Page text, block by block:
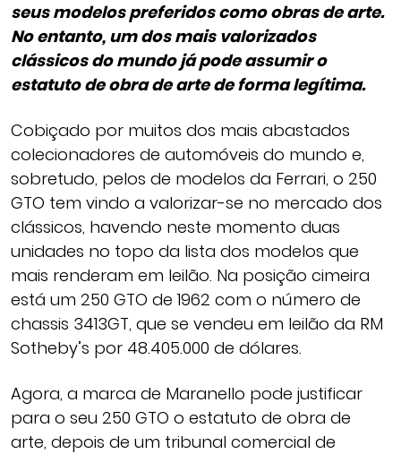
seus modelos preferidos como obras de arte.
No entanto, um dos mais valorizados
clássicos do mundo já pode assumir o
estatuto de obra de arte de forma legítima.
Cobiçado por muitos dos mais abastados
colecionadores de automóveis do mundo e,
sobretudo, pelos de modelos da Ferrari, o 250
GTO tem vindo a valorizar-se no mercado dos
clássicos, havendo neste momento duas
unidades no topo da lista dos modelos que
mais renderam em leilão. Na posição cimeira
está um 250 GTO de 1962 com o número de
chassis 3413GT, que se vendeu em leilão da RM
Sotheby’s por 48.405.000 de dólares.
Agora, a marca de Maranello pode justificar
para o seu 250 GTO o estatuto de obra de
arte, depois de um tribunal comercial de